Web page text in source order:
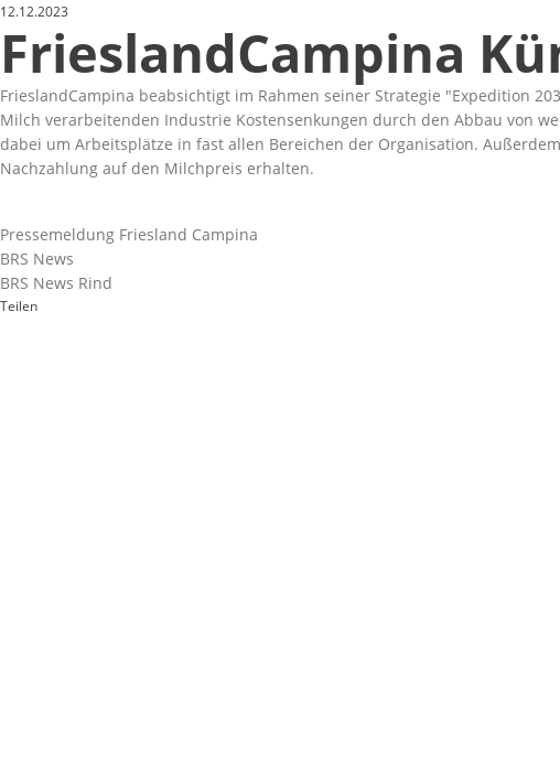
12.12.2023
FrieslandCampina
FrieslandCampina beabsichtigt im Rahmen seiner Strategie Expedition
Milch verarbeitenden Industrie Kostensenkungen durch den Abbau von
dabei um Arbeitsplätze in fast allen Bereichen der Organisation.
Nachzahlung auf den Milchpreis erhalten.
Pressemeldung Friesland Campina
BRS News
BRS News Rind
Teilen